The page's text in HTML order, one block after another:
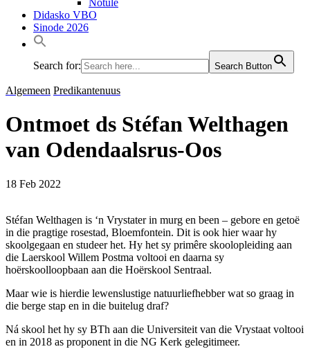
Notule
Didasko VBO
Sinode 2026
Search for: Search Button
Algemeen Predikantenuus
Ontmoet ds Stéfan Welthagen
van Odendaalsrus-Oos
18 Feb 2022
Stéfan Welthagen is ‘n Vrystater in murg en been – gebore en getoë
in die pragtige rosestad, Bloemfontein. Dit is ook hier waar hy
skoolgegaan en studeer het. Hy het sy primêre skoolopleiding aan
die Laerskool Willem Postma voltooi en daarna sy
hoërskoolloopbaan aan die Hoërskool Sentraal.
Maar wie is hierdie lewenslustige natuurliefhebber wat so graag in
die berge stap en in die buitelug draf?
Ná skool het hy sy BTh aan die Universiteit van die Vrystaat voltooi
en in 2018 as proponent in die NG Kerk gelegitimeer.